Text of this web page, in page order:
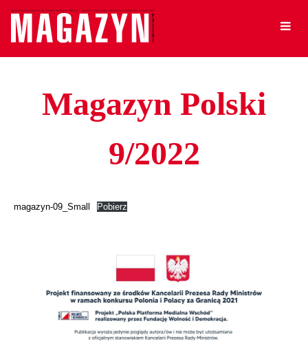
Magazyn Polski
9/2022
magazyn-09_Small Pobierz